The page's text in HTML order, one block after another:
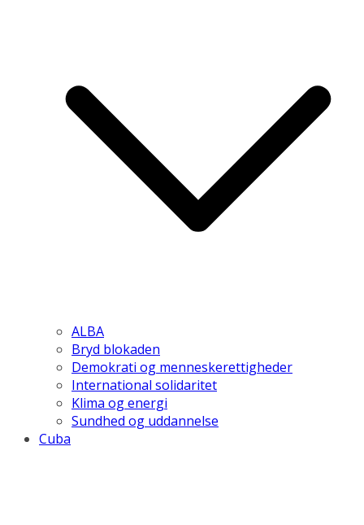
ALBA
Bryd blokaden
Demokrati og menneskerettigheder
International solidaritet
Klima og energi
Sundhed og uddannelse
Cuba